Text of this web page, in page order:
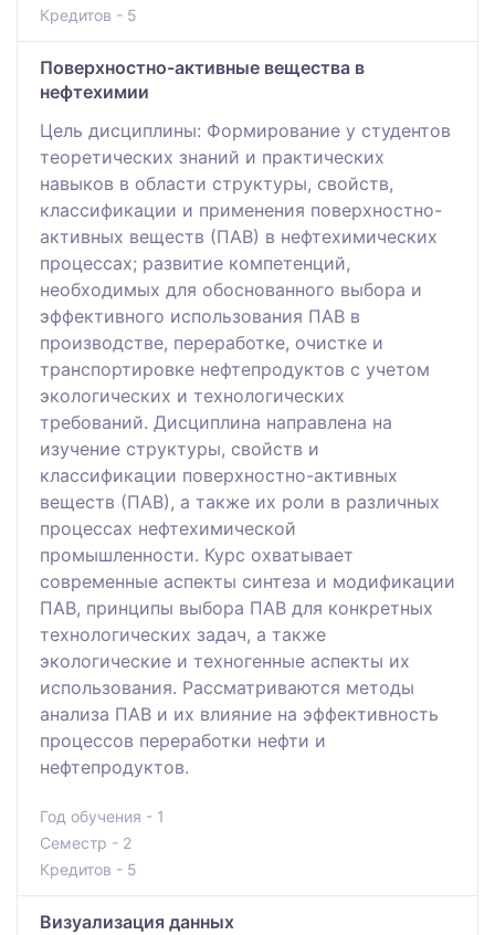
Кредитов - 5
Поверхностно-активные вещества в
нефтехимии
Цель дисциплины: Формирование у студентов
теоретических знаний и практических
навыков в области структуры, свойств,
классификации и применения поверхностно-
активных веществ (ПАВ) в нефтехимических
процессах; развитие компетенций,
необходимых для обоснованного выбора и
эффективного использования ПАВ в
производстве, переработке, очистке и
транспортировке нефтепродуктов с учетом
экологических и технологических
требований. Дисциплина направлена на
изучение структуры, свойств и
классификации поверхностно-активных
веществ (ПАВ), а также их роли в различных
процессах нефтехимической
промышленности. Курс охватывает
современные аспекты синтеза и модификации
ПАВ, принципы выбора ПАВ для конкретных
технологических задач, а также
экологические и техногенные аспекты их
использования. Рассматриваются методы
анализа ПАВ и их влияние на эффективность
процессов переработки нефти и
нефтепродуктов.
Год обучения - 1
Семестр - 2
Кредитов - 5
Визуализация данных